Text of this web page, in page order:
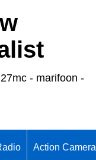
- marifoon -
Action Camera